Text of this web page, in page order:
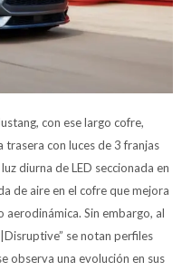
con ese largo cofre,
con luces de 3 franjas
diurna de LED seccionada en
de aire en el cofre que mejora
Sin embargo, al
se notan perfiles
observa una evolución en sus